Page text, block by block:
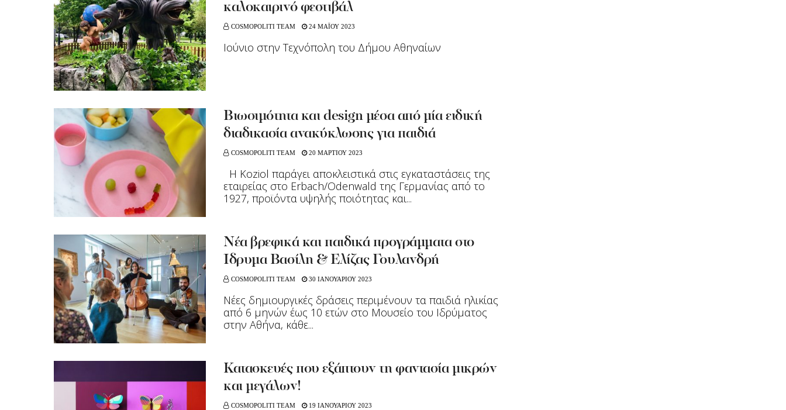
καλοκαιρινό φεστιβάλ
COSMOPOLITI TEAM 24 ΜΑΪΟΥ 2023
Ιούνιο στην Τεχνόπολη του Δήμου Αθηναίων
Βιωσιμότητα και design μέσα από μία ειδική
διαδικασία ανακύκλωσης για παιδιά
COSMOPOLITI TEAM 20 ΜΑΡΤΙΟΥ 2023
Η Κoziol παράγει αποκλειστικά στις εγκαταστάσεις της
εταιρείας στο Erbach/Odenwald της Γερμανίας από το
1927, προϊόντα υψηλής ποιότητας και...
Νέα βρεφικά και παιδικά προγράμματα στο
Ίδρυμα Βασίλη & Ελίζας Γουλανδρή
COSMOPOLITI TEAM 30 ΙΑΝΟΥΑΡΙΟΥ 2023
Νέες δημιουργικές δράσεις περιμένουν τα παιδιά ηλικίας
από 6 μηνών έως 10 ετών στο Μουσείο του Ιδρύματος
στην Αθήνα, κάθε...
Κατασκευές που εξάπτουν τη φαντασία μικρών
και μεγάλων!
COSMOPOLITI TEAM 19 ΙΑΝΟΥΑΡΙΟΥ 2023